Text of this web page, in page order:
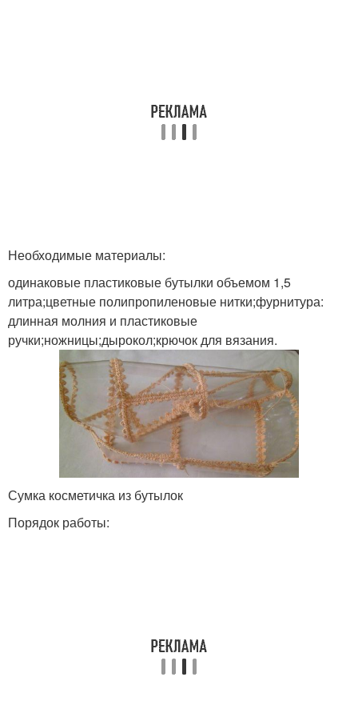
Необходимые материалы:
одинаковые пластиковые бутылки объемом 1,5
литра;цветные полипропиленовые нитки;фурнитура:
длинная молния и пластиковые
ручки;ножницы;дырокол;крючок для вязания.
Сумка косметичка из бутылок
Порядок работы: